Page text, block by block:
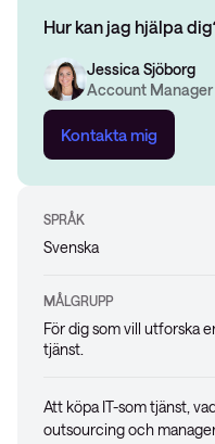
Hur kan jag hjälpa
Jessica Sjöborg
Account Manager
Kontakta mig
SPRÅK
Svenska
MÅLGRUPP
För dig som vill utforska
tjänst.
Att köpa IT-som tjänst,
outsourcing och